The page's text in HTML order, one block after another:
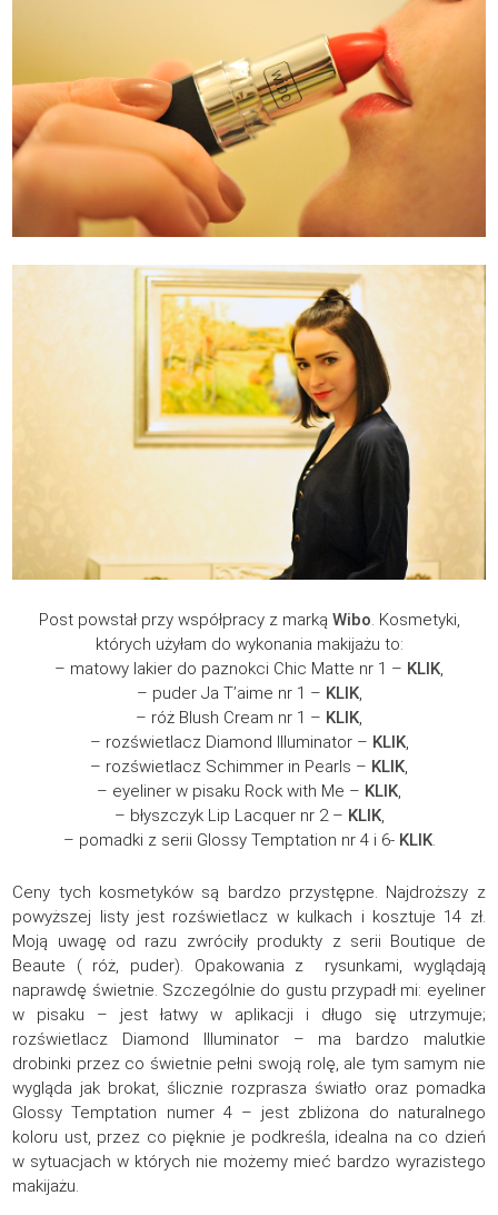
Post powstał przy współpracy z marką Wibo. Kosmetyki,
których użyłam do wykonania makijażu to:
– matowy lakier do paznokci Chic Matte nr 1 – KLIK,
– puder Ja T’aime nr 1 – KLIK,
– róż Blush Cream nr 1 – KLIK,
– rozświetlacz Diamond Illuminator – KLIK,
– rozświetlacz Schimmer in Pearls – KLIK,
– eyeliner w pisaku Rock with Me – KLIK,
– błyszczyk Lip Lacquer nr 2 – KLIK,
– pomadki z serii Glossy Temptation nr 4 i 6- KLIK.
Ceny tych kosmetyków są bardzo przystępne. Najdroższy z
powyższej listy jest rozświetlacz w kulkach i kosztuje 14 zł.
Moją uwagę od razu zwróciły produkty z serii Boutique de
Beaute ( róż, puder). Opakowania z rysunkami, wyglądają
naprawdę świetnie. Szczególnie do gustu przypadł mi: eyeliner
w pisaku – jest łatwy w aplikacji i długo się utrzymuje;
rozświetlacz Diamond Illuminator – ma bardzo malutkie
drobinki przez co świetnie pełni swoją rolę, ale tym samym nie
wygląda jak brokat, ślicznie rozprasza światło oraz pomadka
Glossy Temptation numer 4 – jest zbliżona do naturalnego
koloru ust, przez co pięknie je podkreśla, idealna na co dzień
w sytuacjach w których nie możemy mieć bardzo wyrazistego
makijażu.